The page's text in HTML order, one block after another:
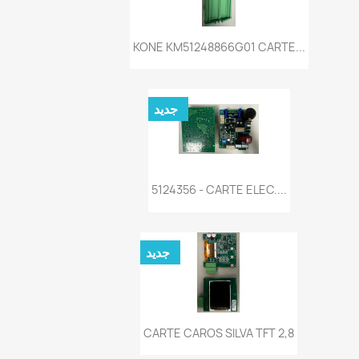
نظرة سريعة
KONE KM51248866G01 CARTE...
 نظرة سريعة
5124356 - CARTE ELEC....
جديد
نظرة سريعة
CARTE CAROS SILVA TFT 2,8
جديد